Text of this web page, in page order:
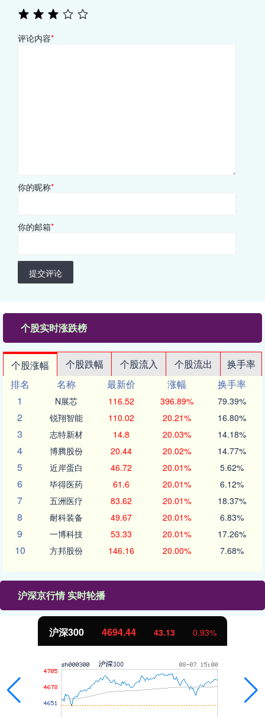
评论内容*
你的昵称*
你的邮箱*
提交评论
个股实时涨跌榜
个股涨幅 个股跌幅 个股流入 个股流出
换手率
排名
名称 最新价 涨幅
换手率
1
N展芯 116.52 396.89% 79.39%
2 锐翔智能 110.02 20.21% 16.80%
3 志特新材 14.8 20.03% 14.18%
4 博腾股份 20.44 20.02% 14.77%
5 近岸蛋白 46.72 20.01% 5.62%
6 毕得医药 61.6 20.01% 6.12%
7 五洲医疗 83.62 20.01% 18.37%
8 耐科装备 49.67 20.01% 6.83%
9 一博科技 53.33 20.01% 17.26%
10 方邦股份 146.16 20.00% 7.68%
沪深京行情 实时轮播
沪深300 4694.44 43.13 0.93%